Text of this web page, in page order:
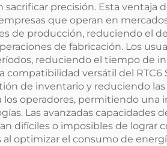
precisión. Esta ventaja
que operan en
de producción, reduciendo el
de fabricación. Los
reduciendo el tiempo de
compatibilidad versátil del
de inventario y reduciendo
operadores, permitiendo
Las avanzadas
difíciles o imposibles de lograr
optimizar el consumo de